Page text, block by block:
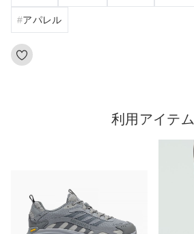
アパレル
利用アイテム